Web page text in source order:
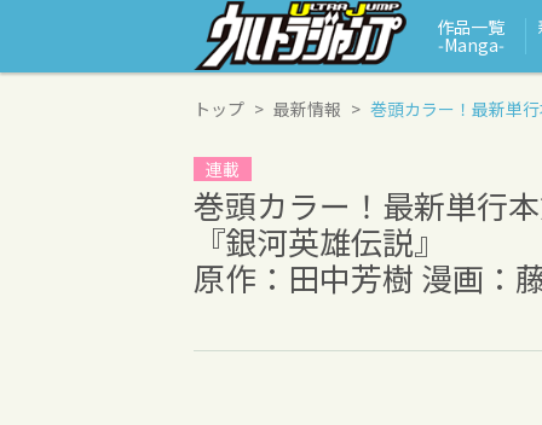
作品一覧
‑Manga‑
トップ 最新情報 巻頭カラー！最新単
連載
巻頭カラー！最新単行
『銀河英雄伝説』
原作：田中芳樹 漫画：